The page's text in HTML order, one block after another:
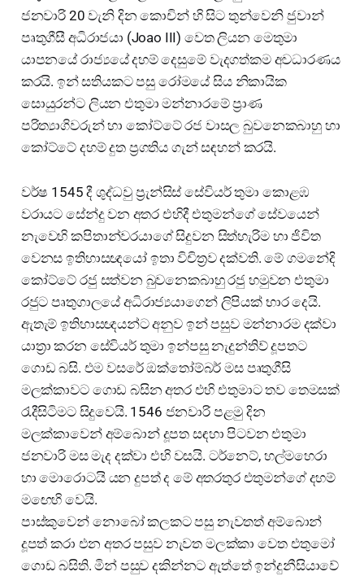
ජනවාරි 20 වැනි දින කොචින් හි සිට තුන්වෙනි ජුවාන්
පෘතුගීසී අධිරාජයා (Joao III) වෙත ලියන මෙතුමා
යාපනයේ රාජ්‍යයේ දහම් දෙසුමේ වැදගත්කම අවධාරණය
කරයි. ඉන් සතියකට පසු රෝමයේ සිය නිකායික
සොයුරන්ට ලියන එතුමා මන්නාරමේ ප්‍රාණ
පරිත්‍යාගිවරුන් හා කෝට්ටේ රජ වාසල බුවනෙකබාහු හා
කෝට්ටේ දහම් දුත ප්‍රගතිය ගැන් සඳහන් කරයි.
වර්ෂ 1545 දී ශුද්ධවු ප්‍රැන්සිස් සේවියර් තුමා කොළඹ
වරායට සේන්දු වන අතර එහිදී එතුමන්ගේ සේවයෙන්
නැවෙහි කපිතාන්වරයාගේ සිදුවන සිත්හැරිම හා ජිවිත
වෙනස ඉතිහාසඥයෝ ඉතා විචිත්‍රව දක්වති. මේ ගමනේදි
කෝට්ටේ රජු සත්වන බුවනෙකබාහු රජු හමුවන එතුමා
රජුට පෘතුගාලයේ අධිරාජ්‍යයාගෙන් ලිපියක් භාර දෙයි.
ඇතැම් ඉතිහාසඥයන්ට අනුව ඉන් පසුව මන්නාරම දක්වා
යාත්‍රා කරන සේවියර් තුමා ඉන්පසු නැදුන්තිව් දූපතට
ගොඩ බසි. එම වසරේ ඔක්තෝම්බර් මස පෘතුගීසි
මලක්කාවට ගොඩ බසින අතර එහි එතුමාට තව තෙමසක්
රැදීසිටිමට සිදුවෙයි. 1546 ජනවාරි පළමු දින
මලක්කාවෙන් අම්බොන් දූපත සඳහා පිටවන එතුමා
ජනවාරි මස මැද දක්වා එහි වසයි. ටර්නෙට්, හල්මහෙරා
හා මොරොටයි යන දුපත් ද මේ අතරතුර එතුමන්ගේ දහම්
මඟෙහි වෙයි.
පාස්කුවෙන් නොබෝ කලකට පසු නැවතත් අම්බොන්
දූපත් කරා එන අතර පසුව නැවත මලක්කා වෙත එතුමෝ
ගොඩ බසිති. මින් පසුව දකින්නට ඇත්තේ ඉන්දුනීසියාවේ